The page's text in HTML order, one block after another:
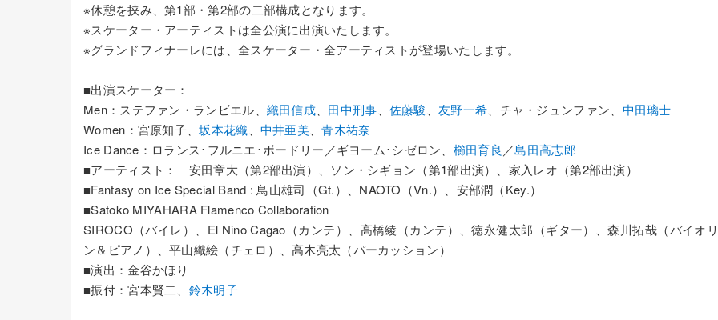
※休憩を挟み、第1部・第2部の二部構成となります。
※スケーター・アーティストは全公演に出演いたします。
※グランドフィナーレには、全スケーター・全アーティストが登場いたします。
■出演スケーター：
Men：ステファン・ランビエル、 織田信成 田中刑事 佐藤駿 、友野一希 、チャ・ジュンファン、 中田璃士
Women：宮原知子、坂本花織 中井亜美 、青木祐奈
Ice Dance：ロランス･フルニエ･ボードリー／ギヨーム･シゼロン、 櫛田育良 ／島田高志郎
■アーティスト： 安田章大（第2部出演）、ソン・シギョン（第1部出演）、家入レオ（第2部出演）
■Fantasy on Ice Special Band : 鳥山雄司（Gt.）、NAOTO（Vn.）、安部潤（Key.）
■Satoko MIYAHARA Flamenco Collaboration
SIROCO（バイレ）、El Nino Cagao（カンテ）、高橋綾（カンテ）、徳永健太郎（ギター）、森川拓哉（バイオ
ン＆ピアノ）、平山織絵（チェロ）、高木亮太（パーカッション）
■演出：金谷かほり
■振付：宮本賢二、 鈴木明子